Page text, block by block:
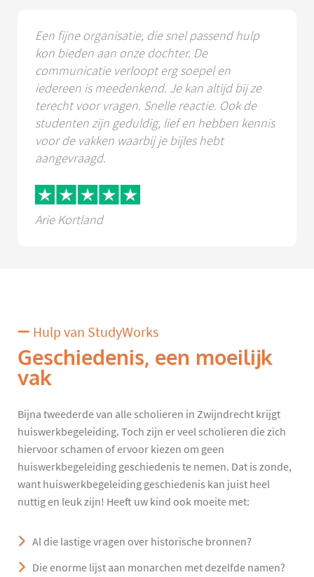
Een fijne organisatie, die snel passend hulp
kon bieden aan onze dochter. De
communicatie verloopt erg soepel en
iedereen is meedenkend. Je kan altijd bij ze
terecht voor vragen. Snelle reactie. Ook de
studenten zijn geduldig, lief en hebben kennis
voor de vakken waarbij je bijles hebt
aangevraagd.
Arie Kortland
Hulp van StudyWorks
Geschiedenis, een moeilijk
vak
Bijna tweederde van alle scholieren in Zwijndrecht krijgt
huiswerkbegeleiding. Toch zijn er veel scholieren die zich
hiervoor schamen of ervoor kiezen om geen
huiswerkbegeleiding geschiedenis te nemen. Dat is zonde,
want huiswerkbegeleiding geschiedenis kan juist heel
nuttig en leuk zijn! Heeft uw kind ook moeite met:
Al die lastige vragen over historische bronnen?
Die enorme lijst aan monarchen met dezelfde namen?